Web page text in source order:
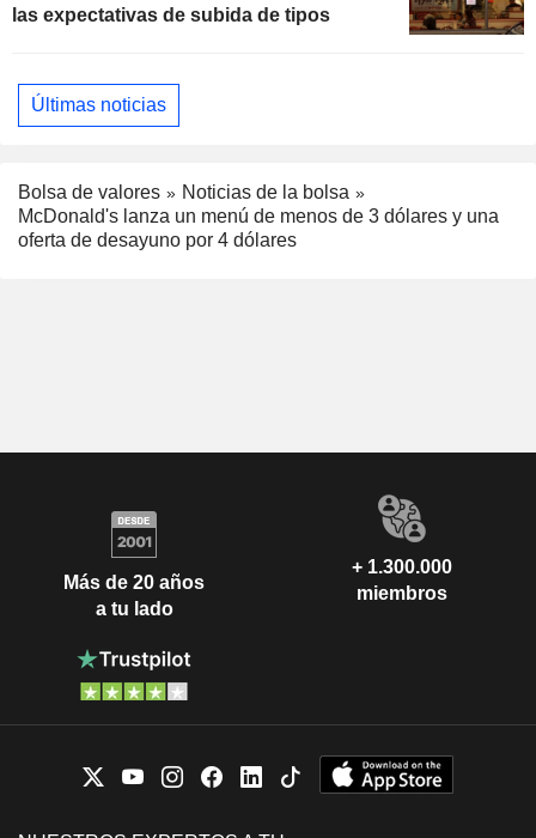
las expectativas de subida de tipos
Últimas noticias
Bolsa de valores
Noticias de la bolsa
McDonald's lanza un menú de menos de 3 dólares y una
oferta de desayuno por 4 dólares
Más de 20 años
a tu lado
+ 1.300.000
miembros